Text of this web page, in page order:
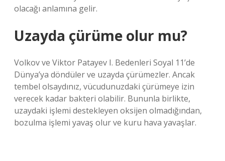
olacağı anlamına gelir.
Uzayda çürüme olur mu?
Volkov ve Viktor Patayev I. Bedenleri Soyal 11’de
Dünya’ya döndüler ve uzayda çürümezler. Ancak
tembel olsaydınız, vücudunuzdaki çürümeye izin
verecek kadar bakteri olabilir. Bununla birlikte,
uzaydaki işlemi destekleyen oksijen olmadığından,
bozulma işlemi yavaş olur ve kuru hava yavaşlar.